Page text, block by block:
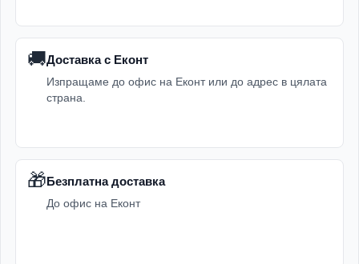
🚚Доставка с Еконт
Изпращаме до офис на Еконт или до адрес в цялата
страна.
🎁Безплатна доставка
До офис на Еконт